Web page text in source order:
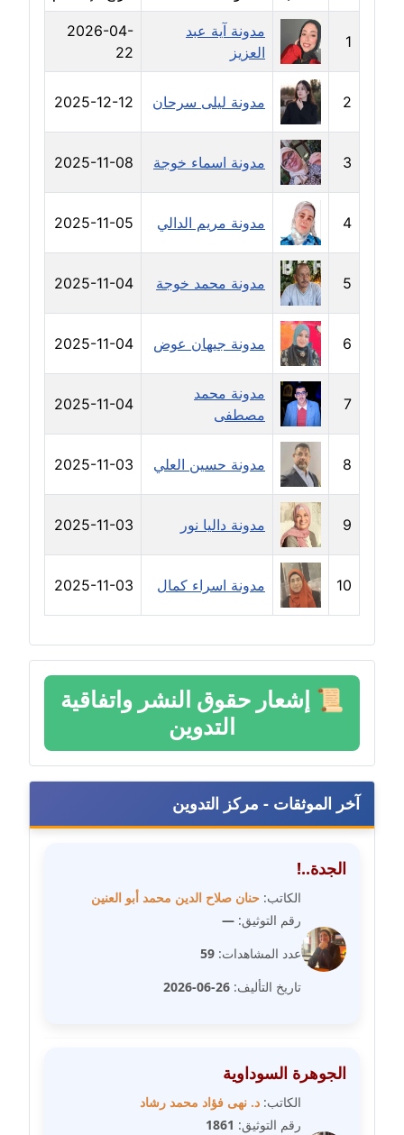
مدونة دعاء الشاهد
عاملة
مدونة دينا عاصم
عاملة
مدونة دينا منير
عاملة
مدونة راقية الدويك
عاملة
مدونة رانيا ثروت
عاملة
مدونة رجاء دياب
عاملة
مدونة رحاب منيعم
عاملة
مدونة رشا السعدي
عاملة
مدونة رشا شمس الدين
عاملة
مدونة رشا كمال
مدونة رشا ماهر
عاملة
مدونة رشيد سبابو
مدونة رفعت عراقي
عاملة
مدونة ريهام الخميسي
مدونة زينب ابو الفضل
عاملة
1
مدونة آية عبد
العزيز
2026-04-
22
2 مدونة ليلى سرحان 2025-12-12
3 مدونة اسماء خوجة 2025-11-08
4 مدونة مريم الدالي 2025-11-05
5 مدونة محمد خوجة 2025-11-04
6 مدونة جيهان عوض 2025-11-04
7
مدونة محمد
مصطفى
2025-11-04
8 مدونة حسين العلي 2025-11-03
9 مدونة داليا نور 2025-11-03
10 مدونة اسراء كمال 2025-11-03
📜 إشعار حقوق النشر واتفاقية
التدوين
آخر الموثقات - مركز التدوين
الجدة..!
الكاتب: حنان صلاح الدين محمد أبو العنين
رقم التوثيق: —
عدد المشاهدات: 59
تاريخ التأليف: 26-06-2026
الجوهرة السوداوية
الكاتب: د. نهى فؤاد محمد رشاد
رقم التوثيق: 1861